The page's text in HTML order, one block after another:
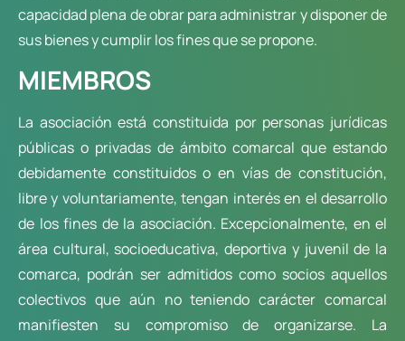
capacidad plena de obrar para administrar y disponer de
sus bienes y cumplir los fines que se propone.
MIEMBROS
La asociación está constituida por personas jurídicas
públicas o privadas de ámbito comarcal que estando
debidamente constituidos o en vías de constitución,
libre y voluntariamente, tengan interés en el desarrollo
de los fines de la asociación. Excepcionalmente, en el
área cultural, socioeducativa, deportiva y juvenil de la
comarca, podrán ser admitidos como socios aquellos
colectivos que aún no teniendo carácter comarcal
manifiesten su compromiso de organizarse. La